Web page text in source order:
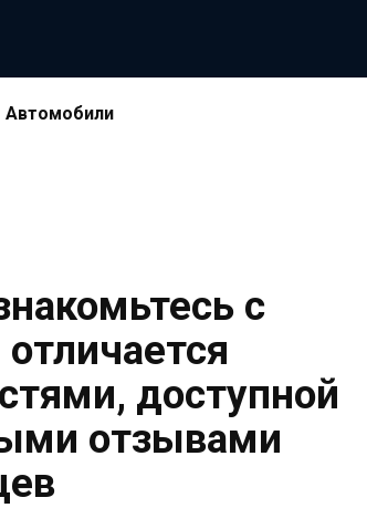
Автомобили
с
доступной
отзывами